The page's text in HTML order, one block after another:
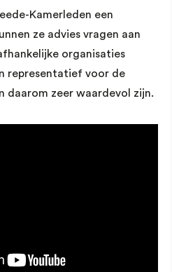
Kamerleden een
ze advies vragen aan
organisaties
representatief voor de
daarom zeer waardevol zijn.